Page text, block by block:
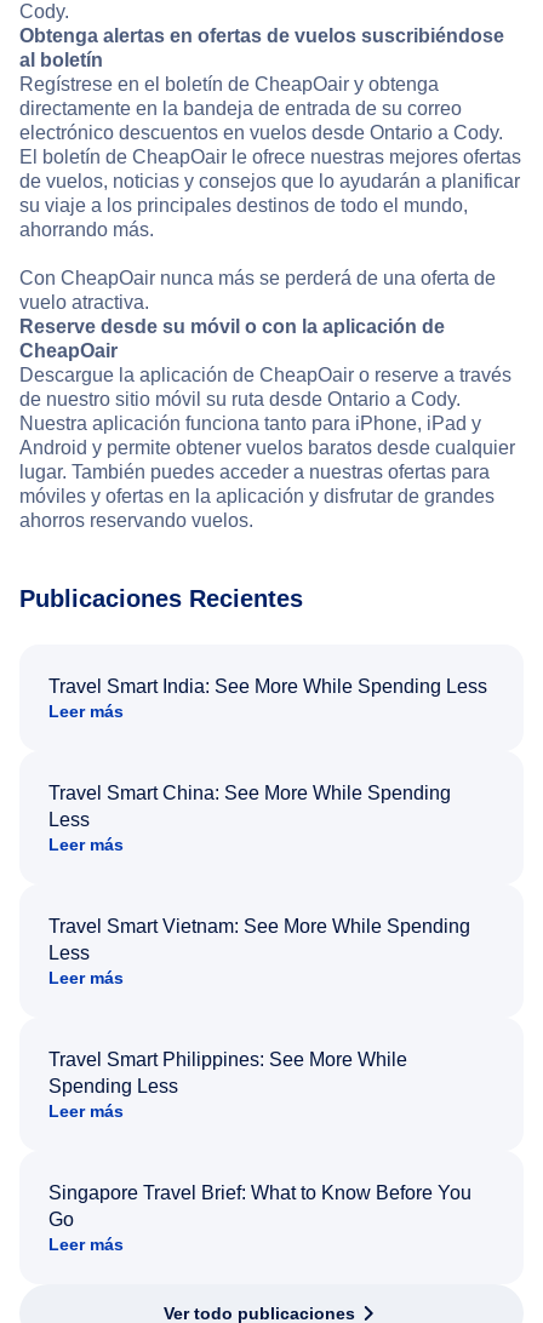
Cody.
Obtenga alertas en ofertas de vuelos suscribiéndose
al boletín
Regístrese en el boletín de CheapOair y obtenga
directamente en la bandeja de entrada de su correo
electrónico descuentos en vuelos desde Ontario a Cody.
El boletín de CheapOair le ofrece nuestras mejores ofertas
de vuelos, noticias y consejos que lo ayudarán a planificar
su viaje a los principales destinos de todo el mundo,
ahorrando más.
Con CheapOair nunca más se perderá de una oferta de
vuelo atractiva.
Reserve desde su móvil o con la aplicación de
CheapOair
Descargue la aplicación de CheapOair o reserve a través
de nuestro sitio móvil su ruta desde Ontario a Cody.
Nuestra aplicación funciona tanto para iPhone, iPad y
Android y permite obtener vuelos baratos desde cualquier
lugar. También puedes acceder a nuestras ofertas para
móviles y ofertas en la aplicación y disfrutar de grandes
ahorros reservando vuelos.
Publicaciones Recientes
Travel Smart India: See More While Spending Less
Leer más
Travel Smart China: See More While Spending
Less
Leer más
Travel Smart Vietnam: See More While Spending
Less
Leer más
Travel Smart Philippines: See More While
Spending Less
Leer más
Singapore Travel Brief: What to Know Before You
Go
Leer más
Ver todo publicaciones